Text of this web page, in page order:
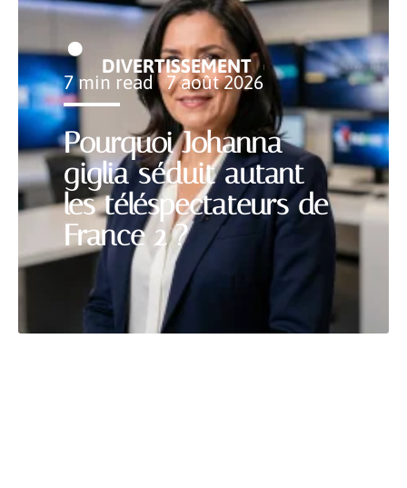
Pourquoi Johanna
giglia séduit autant
les téléspectateurs de
France 2 ?
DIVERTISSEMENT
7 min read 7 août 2026